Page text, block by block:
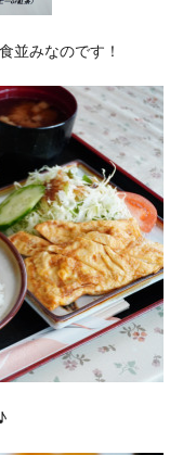
並みなのです！